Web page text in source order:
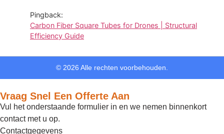
Pingback:
Carbon Fiber Square Tubes for Drones | Structural
Efficiency Guide
© 2026 Alle rechten voorbehouden.
Vraag Snel Een Offerte Aan
Vul het onderstaande formulier in en we nemen binnenkort
contact met u op.
Contactgegevens